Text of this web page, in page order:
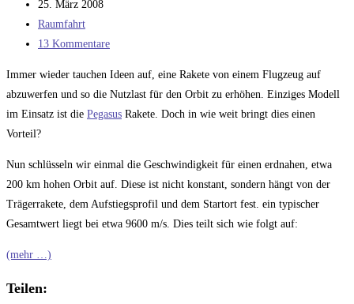
Autor:
Beitrag
veröffentlicht:
25. März 2008
Beitrags-
Kategorie:
Raumfahrt
Beitrags-
13 Kommentare
Immer wieder tauchen Ideen auf, eine Rakete von einem Flugzeug auf
abzuwerfen und so die Nutzlast für den Orbit zu erhöhen. Einziges Modell
im Einsatz ist die Pegasus Rakete. Doch in wie weit bringt dies einen
Vorteil?
Nun schlüsseln wir einmal die Geschwindigkeit für einen erdnahen, etwa
200 km hohen Orbit auf. Diese ist nicht konstant, sondern hängt von der
Trägerrakete, dem Aufstiegsprofil und dem Startort fest. ein typischer
Gesamtwert liegt bei etwa 9600 m/s. Dies teilt sich wie folgt auf:
(mehr …)
Teilen: